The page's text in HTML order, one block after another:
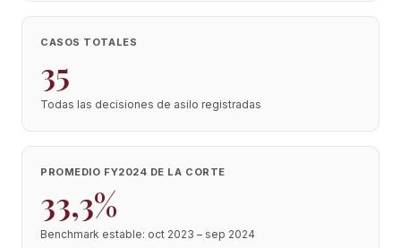
CASOS TOTALES
35
Todas las decisiones de asilo registradas
PROMEDIO FY2024 DE LA CORTE
33,3%
Benchmark estable: oct 2023 – sep 2024